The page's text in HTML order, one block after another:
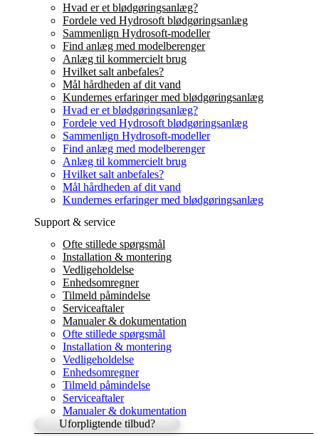
Hvad er et blødgøringsanlæg?
Fordele ved Hydrosoft blødgøringsanlæg
Sammenlign Hydrosoft-modeller
Find anlæg med modelberenger
Anlæg til kommercielt brug
Hvilket salt anbefales?
Mål hårdheden af dit vand
Kundernes erfaringer med blødgøringsanlæg
Hvad er et blødgøringsanlæg?
Fordele ved Hydrosoft blødgøringsanlæg
Sammenlign Hydrosoft-modeller
Find anlæg med modelberenger
Anlæg til kommercielt brug
Hvilket salt anbefales?
Mål hårdheden af dit vand
Kundernes erfaringer med blødgøringsanlæg
Support & service
Ofte stillede spørgsmål
Installation & montering
Vedligeholdelse
Enhedsomregner
Tilmeld påmindelse
Serviceaftaler
Manualer & dokumentation
Ofte stillede spørgsmål
Installation & montering
Vedligeholdelse
Enhedsomregner
Tilmeld påmindelse
Serviceaftaler
Manualer & dokumentation
Uforpligtende tilbud?